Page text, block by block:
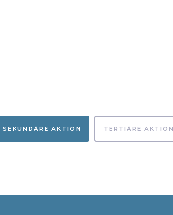
SEKUNDÄRE AKTION TERTIÄRE AKTION